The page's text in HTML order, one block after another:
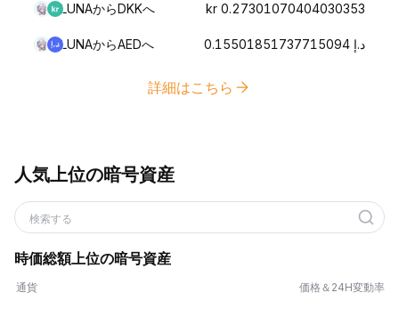
LUNAからDKKへ kr 0.27301070404030353
LUNAからAEDへ د.إ 0.15501851737715094
詳細はこちら
人気上位の暗号資産
検索する
時価総額上位の暗号資産
通貨 価格＆24H変動率